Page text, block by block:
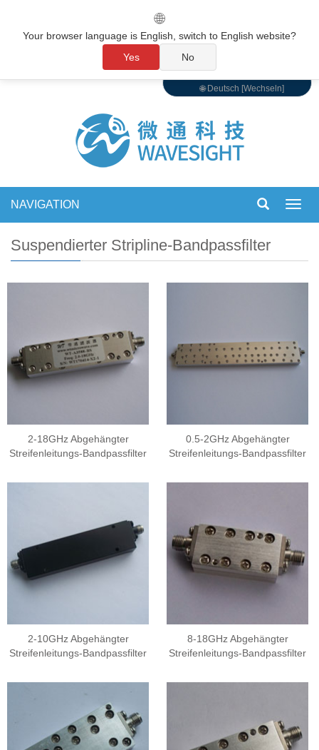
🌐 Deutsch [Wechseln]
NAVIGATION
Suspendierter Stripline-Bandpassfilter
2-18GHz Abgehängter
Streifenleitungs-Bandpassfilter
0.5-2GHz Abgehängter
Streifenleitungs-Bandpassfilter
2-10GHz Abgehängter
Streifenleitungs-Bandpassfilter
8-18GHz Abgehängter
Streifenleitungs-Bandpassfilter
🌐
Your browser language is English, switch to English website?
Yes
No